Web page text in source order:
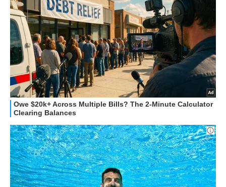
STREAMING E SERIE TV